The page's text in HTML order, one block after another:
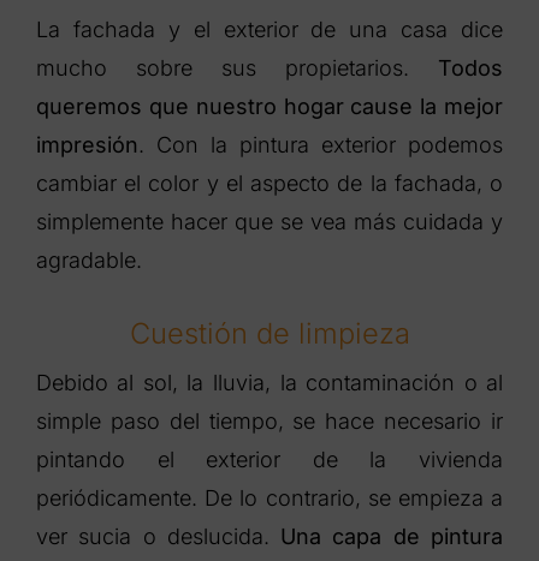
La fachada y el exterior de una casa dice
mucho sobre sus propietarios. Todos
queremos que nuestro hogar cause la mejor
impresión. Con la pintura exterior podemos
cambiar el color y el aspecto de la fachada, o
simplemente hacer que se vea más cuidada y
agradable.
Cuestión de limpieza
Debido al sol, la lluvia, la contaminación o al
simple paso del tiempo, se hace necesario ir
pintando el exterior de la vivienda
periódicamente. De lo contrario, se empieza a
ver sucia o deslucida. Una capa de pintura